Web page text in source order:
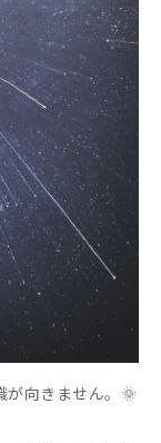
が向きません。🌞